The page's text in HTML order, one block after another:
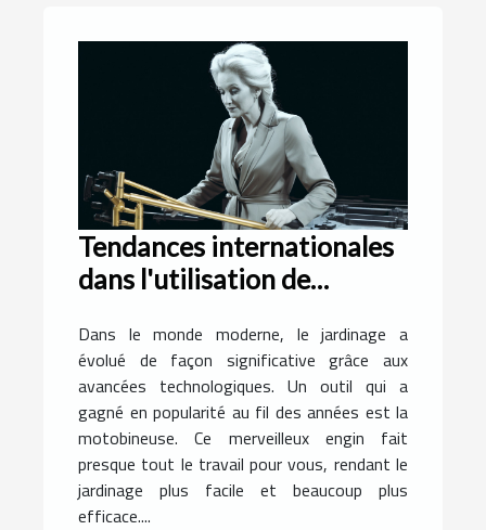
Tendances internationales
dans l'utilisation de
Dans le monde moderne, le jardinage a
évolué de façon significative grâce aux
avancées technologiques. Un outil qui a
gagné en popularité au fil des années est la
motobineuse. Ce merveilleux engin fait
presque tout le travail pour vous, rendant le
jardinage plus facile et beaucoup plus
efficace....